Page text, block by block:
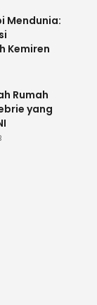
Mendunia:
Kemiren
Rumah
yang